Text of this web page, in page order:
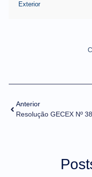
Exterior
Anterior